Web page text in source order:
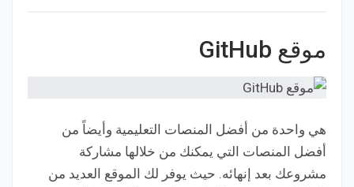
موقع GitHub
هي واحدة من أفضل المنصات التعليمية وأيضاً من
أفضل المنصات التي يمكنك من خلالها مشاركة
مشروعك بعد إنهائه. حيث يوفر لك الموقع العديد من